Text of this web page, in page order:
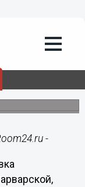
началась
-